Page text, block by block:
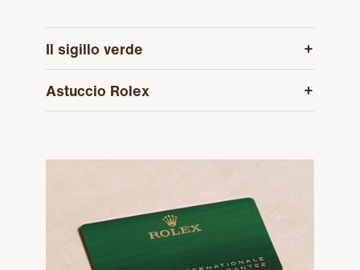
Il sigillo verde
Astuccio Rolex